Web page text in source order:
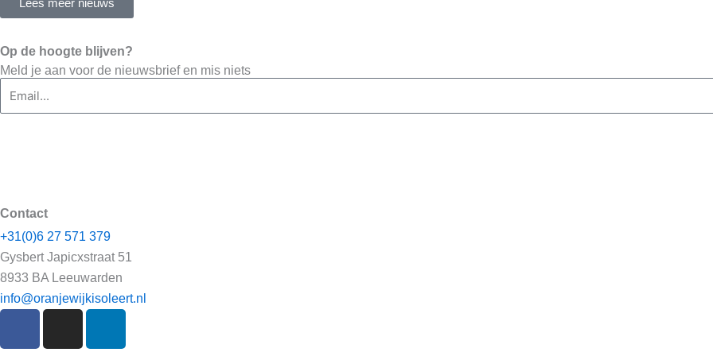
Lees meer nieuws
Op de hoogte blijven?
Meld je aan voor de nieuwsbrief en mis niets
Contact
+31(0)6 27 571 379
Gysbert Japicxstraat 51
8933 BA Leeuwarden
info@oranjewijkisoleert.nl